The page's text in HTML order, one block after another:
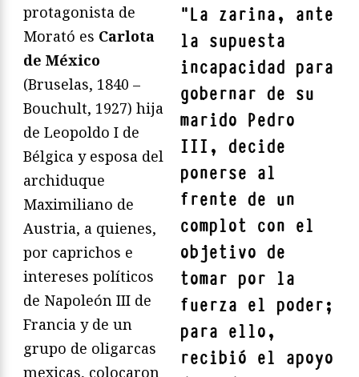
"La zarina, ante
la supuesta
incapacidad para
gobernar de su
marido Pedro
III, decide
ponerse al
frente de un
complot con el
objetivo de
tomar por la
fuerza el poder;
para ello,
recibió el apoyo
protagonista de
Morató es Carlota
de México
(Bruselas, 1840 –
Bouchult, 1927) hija
de Leopoldo I de
Bélgica y esposa del
archiduque
Maximiliano de
Austria, a quienes,
por caprichos e
intereses políticos
de Napoleón III de
Francia y de un
grupo de oligarcas
mexicas, colocaron